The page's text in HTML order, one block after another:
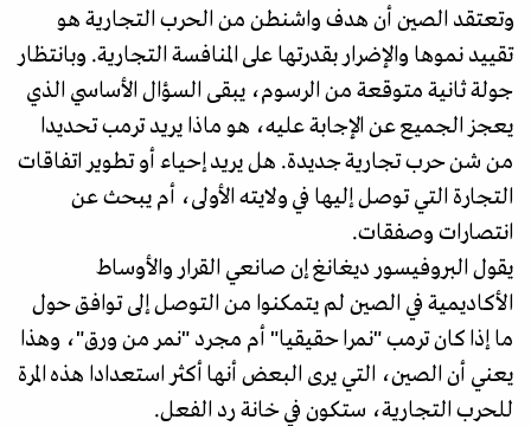
وتعتقد الصين أن هدف واشنطن من الحرب التجارية هو
تقييد نموها والإضرار بقدرتها على المنافسة التجارية. وبانتظار
جولة ثانية متوقعة من الرسوم، يبقى السؤال الأساسي الذي
يعجز الجميع عن الإجابة عليه، هو ماذا يريد ترمب تحديدا
من شن حرب تجارية جديدة. هل يريد إحياء أو تطوير اتفاقات
التجارة التي توصل إليها في ولايته الأولى، أم يبحث عن
انتصارات وصفقات.
يقول البروفيسور ديغانغ إن صانعي القرار والأوساط
الأكاديمية في الصين لم يتمكنوا من التوصل إلى توافق حول
ما إذا كان ترمب "نمرا حقيقيا" أم مجرد "نمر من ورق"، وهذا
يعني أن الصين، التي يرى البعض أنها أكثر استعدادا هذه المرة
للحرب التجارية، ستكون في خانة رد الفعل.